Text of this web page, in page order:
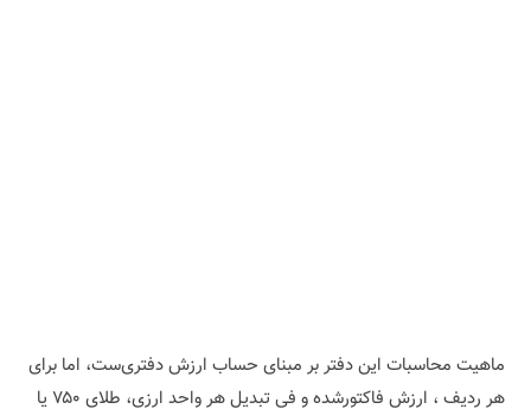
ماهیت محاسبات این دفتر بر مبنای حساب ارزش دفتری‌ست، اما برای
هر ردیف ، ارزش فاکتورشده و فی تبدیل هر واحد ارزی، طلای ۷۵۰ یا